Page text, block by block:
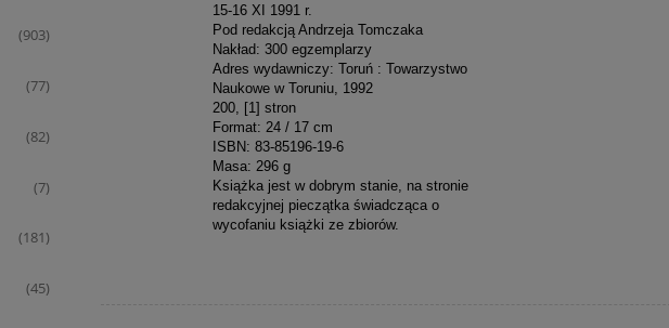
(903)
(77)
(82)
(7)
(181)
(45)
15-16 XI 1991 r.
Pod redakcją Andrzeja Tomczaka
Nakład: 300 egzemplarzy
Adres wydawniczy: Toruń : Towarzystwo
Naukowe w Toruniu, 1992
200, [1] stron
Format: 24 / 17 cm
ISBN: 83-85196-19-6
Masa: 296 g
Książka jest w dobrym stanie, na stronie
redakcyjnej pieczątka świadcząca o
wycofaniu książki ze zbiorów.